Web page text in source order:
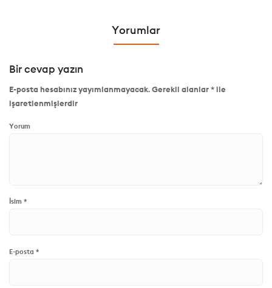
Yorumlar
Bir cevap yazın
E-posta hesabınız yayımlanmayacak.Gerekli alanlar*ile
işaretlenmişlerdir
Yorum
İsim *
E-posta *